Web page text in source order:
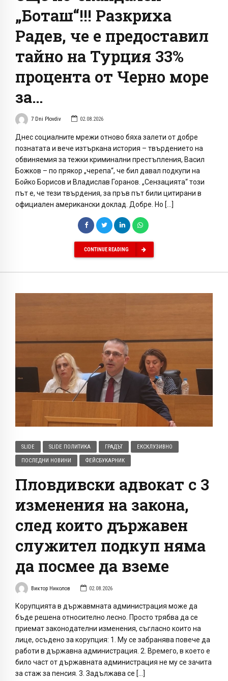
„Боташ“!!! Разкриха
Радев, че е предоставил
тайно на Турция 33%
процента от Черно море
за…
7 Dni Plovdiv 02.08.2026
Днес социалните мрежи отново бяха залети от добре
познатата и вече изтъркана история – твърдението на
обвиняемия за тежки криминални престъпления, Васил
Божков – по прякор „черепа“, че бил давал подкупи на
Бойко Борисов и Владислав Горанов. „Сензацията“ този
път е, че тези твърдения, за пръв път били цитирани в
официален американски доклад. Добре. Но […]
CONTINUE READING
SLIDE SLIDE ПОЛИТИКА ГРАДЪТ ЕКСКЛУЗИВНО
ПОСЛЕДНИ НОВИНИ ФЕЙСБУКАРНИК
Пловдивски адвокат с 3
изменения на закона,
след които държавен
служител подкуп няма
да посмее да вземе
Виктор Николов 02.08.2026
Корупцията в държавмната администрация може да
бъде решена относително лесно. Просто трябва да се
приемат законодателни изменения, съгласно които на
лице, осъдено за корупция: 1. Му се забранява повече да
работи в държавна администрация. 2. Времего, в което е
било част от държавната администрация не му се зачита
за стаж за пенсия. 3. Задължава се […]